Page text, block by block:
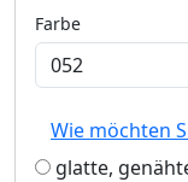
Farbe
Wie möchten
glatte,